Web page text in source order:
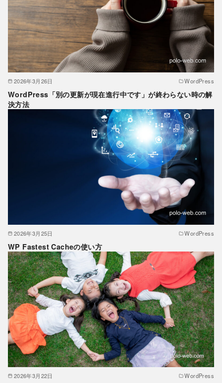
2026年3月26日 WordPress
WordPress「別の更新が現在進行中です」が終わらない時の解
決方法
2026年3月25日 WordPress
WP Fastest Cacheの使い方
2026年3月22日 WordPress